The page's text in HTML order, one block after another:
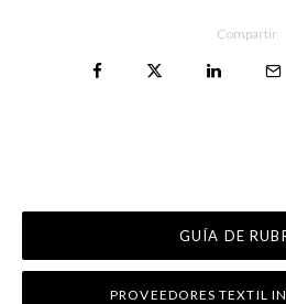
Compartir
GUÍA DE
PROVEEDORES TEXTIL